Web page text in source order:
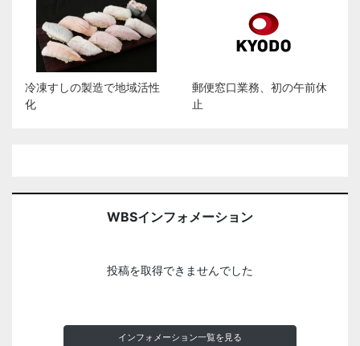
冷凍すしの製造で地域活性
化
郵便窓口業務、初の午前休
止
WBSインフォメーション
投稿を取得できませんでした
インフォメーション一覧を見る